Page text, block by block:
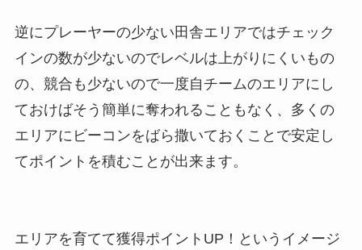
逆にプレーヤーの少ない田舎エリアではチェック
インの数が少ないのでレベルは上がりにくいもの
の、競合も少ないので一度自チームのエリアにし
ておけばそう簡単に奪われることもなく、多くの
エリアにビーコンをばら撒いておくことで安定し
てポイントを積むことが出来ます。
エリアを育てて獲得ポイントUP！というイメージ